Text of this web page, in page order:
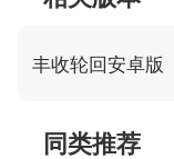
丰收轮回安卓版
同类推荐